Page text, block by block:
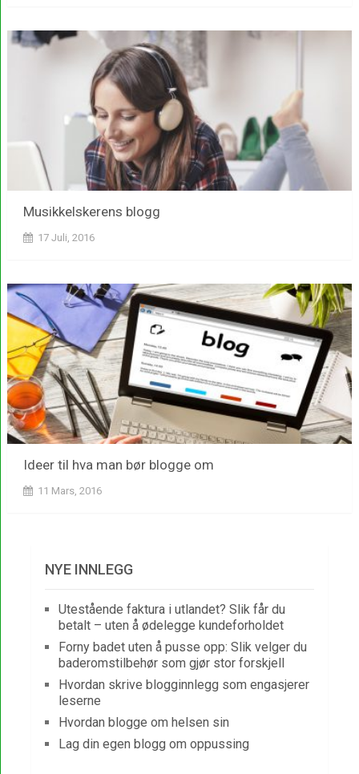
Musikkelskerens blogg
17 Juli, 2016
Ideer til hva man bør blogge om
11 Mars, 2016
NYE INNLEGG
Utestående faktura i utlandet? Slik får du
betalt – uten å ødelegge kundeforholdet
Forny badet uten å pusse opp: Slik velger du
baderomstilbehør som gjør stor forskjell
Hvordan skrive blogginnlegg som engasjerer
leserne
Hvordan blogge om helsen sin
Lag din egen blogg om oppussing